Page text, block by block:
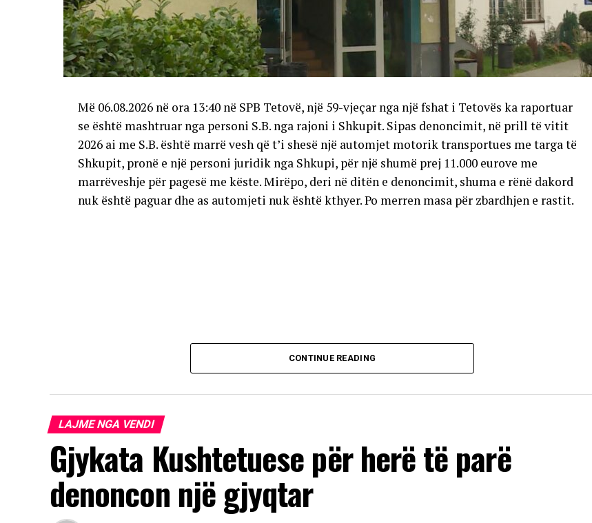
Më 06.08.2026 në ora 13:40 në SPB Tetovë, një 59-vjeçar nga një fshat i Tetovës ka raportuar
se është mashtruar nga personi S.B. nga rajoni i Shkupit. Sipas denoncimit, në prill të vitit
2026 ai me S.B. është marrë vesh që t’i shesë një automjet motorik transportues me targa të
Shkupit, pronë e një personi juridik nga Shkupi, për një shumë prej 11.000 eurove me
marrëveshje për pagesë me këste. Mirëpo, deri në ditën e denoncimit, shuma e rënë dakord
nuk është paguar dhe as automjeti nuk është kthyer. Po merren masa për zbardhjen e rastit.
CONTINUE READING
LAJME NGA VENDI
Gjykata Kushtetuese për herë të parë
denoncon një gjyqtar